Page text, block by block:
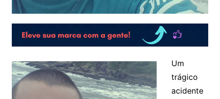
Um
trágico
acidente